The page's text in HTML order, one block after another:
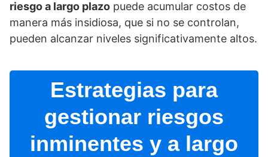
riesgo a largo plazo puede acumular costos de
manera más insidiosa, que si no se controlan,
pueden alcanzar niveles significativamente altos.
Estrategias para
gestionar riesgos
inminentes y a largo